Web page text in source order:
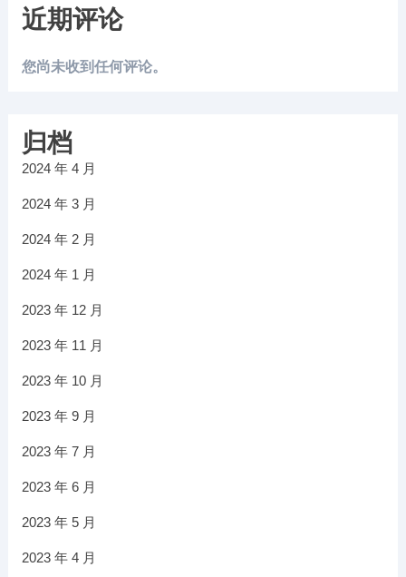
近期评论
您尚未收到任何评论。
归档
2024 年 4 月
2024 年 3 月
2024 年 2 月
2024 年 1 月
2023 年 12 月
2023 年 11 月
2023 年 10 月
2023 年 9 月
2023 年 7 月
2023 年 6 月
2023 年 5 月
2023 年 4 月